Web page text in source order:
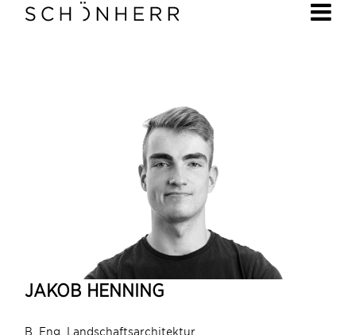
JAKOB HENNING
B. Eng. Landschaftsarchitektur